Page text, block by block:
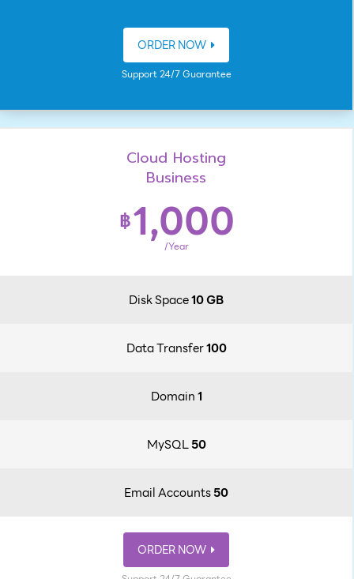
ORDER NOW
Support 24/7 Guarantee
Cloud Hosting
Business
฿1,000
/Year
Disk Space10 GB
Data Transfer100
Domain1
MySQL50
Email Accounts50
ORDER NOW